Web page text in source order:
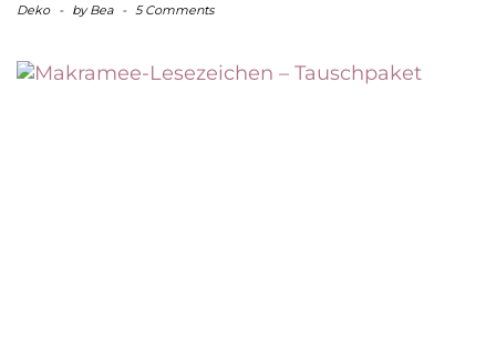
Deko - byBea - 5 Comments